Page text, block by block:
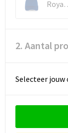
2. Aantal
Selecteer jouw